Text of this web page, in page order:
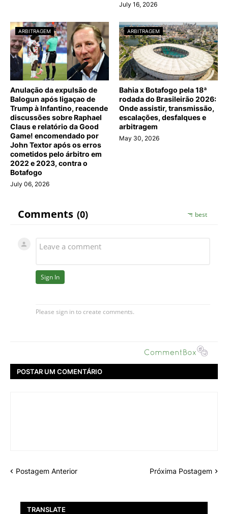
July 16, 2026
ARBITRAGEM
Anulação da expulsão de
Balogun após ligaçao de
Trump à Infantino, reacende
discussões sobre Raphael
Claus e relatório da Good
Game! encomendado por
John Textor após os erros
cometidos pelo árbitro em
2022 e 2023, contra o
Botafogo
July 06, 2026
ARBITRAGEM
Bahia x Botafogo pela 18ª
rodada do Brasileirão 2026:
Onde assistir, transmissão,
escalações, desfalques e
arbitragem
May 30, 2026
POSTAR UM COMENTÁRIO
Postagem Anterior Próxima Postagem
TRANSLATE